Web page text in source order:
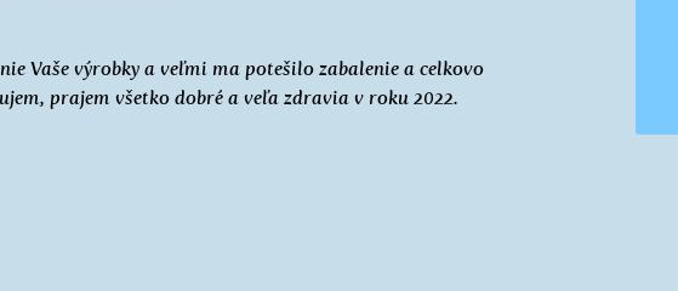
Vaše výrobky a veľmi ma potešilo zabalenie a celkovo
prajem všetko dobré a veľa zdravia v roku 2022.